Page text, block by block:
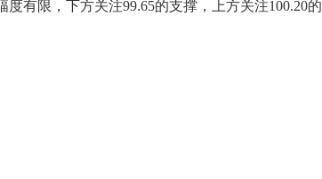
有限，下方关注99.65的支撑，上方关注100.20